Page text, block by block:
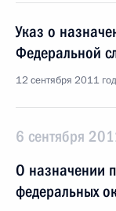
Указ о
Федеральной
12 сентября 2011
6 сентября
О назначении
федеральных